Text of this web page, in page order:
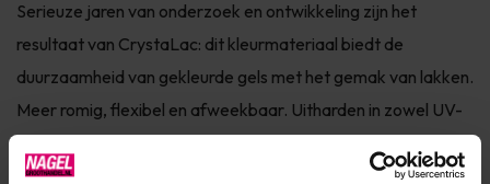
Serieuze jaren van onderzoek en ontwikkeling zijn het
resultaat van CrystaLac: dit kleurmateriaal biedt de
duurzaamheid van gekleurde gels met het gemak van lakken.
Meer romig, flexibel en afweekbaar. Uitharden in zowel UV-
LED in 1-2 minuten. Te gebruiken op zowel kunstnagels als